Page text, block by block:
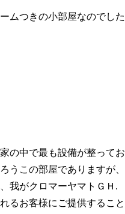
ムつきの小部屋なのでした
の中で最も設備が整ってお
うこの部屋でありますが、
我がクロマーヤマトＧＨ.
るお客様にご提供すること